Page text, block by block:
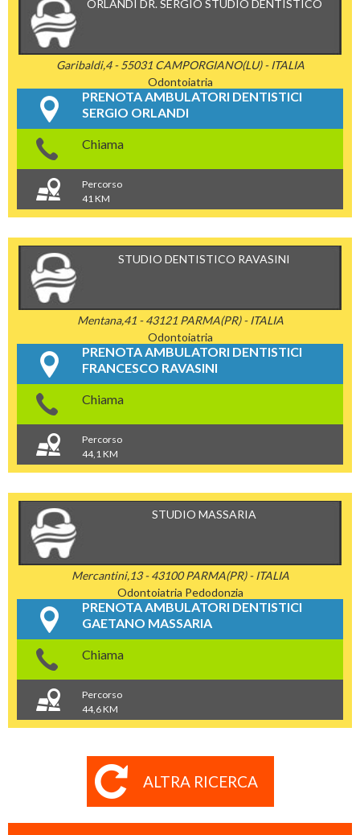
ORLANDI DR. SERGIO STUDIO DENTISTICO
Garibaldi,4 - 55031 CAMPORGIANO(LU) - ITALIA
Odontoiatria
PRENOTA AMBULATORI DENTISTICI
SERGIO ORLANDI
Chiama
Percorso
41 KM
STUDIO DENTISTICO RAVASINI
Mentana,41 - 43121 PARMA(PR) - ITALIA
Odontoiatria
PRENOTA AMBULATORI DENTISTICI
FRANCESCO RAVASINI
Chiama
Percorso
44,1 KM
STUDIO MASSARIA
Mercantini,13 - 43100 PARMA(PR) - ITALIA
Odontoiatria Pedodonzia
PRENOTA AMBULATORI DENTISTICI
GAETANO MASSARIA
Chiama
Percorso
44,6 KM
ALTRA RICERCA